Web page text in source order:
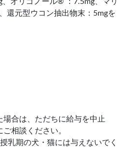
還元型ウコン抽出物末：5mgを
場合は、ただちに給与を中止
相談ください。
乳期の犬・猫には与えないでく